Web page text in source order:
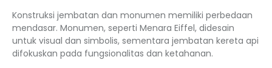
Konstruksi jembatan dan monumen memiliki perbedaan
mendasar. Monumen, seperti Menara Eiffel, didesain
untuk visual dan simbolis, sementara jembatan kereta api
difokuskan pada fungsionalitas dan ketahanan.